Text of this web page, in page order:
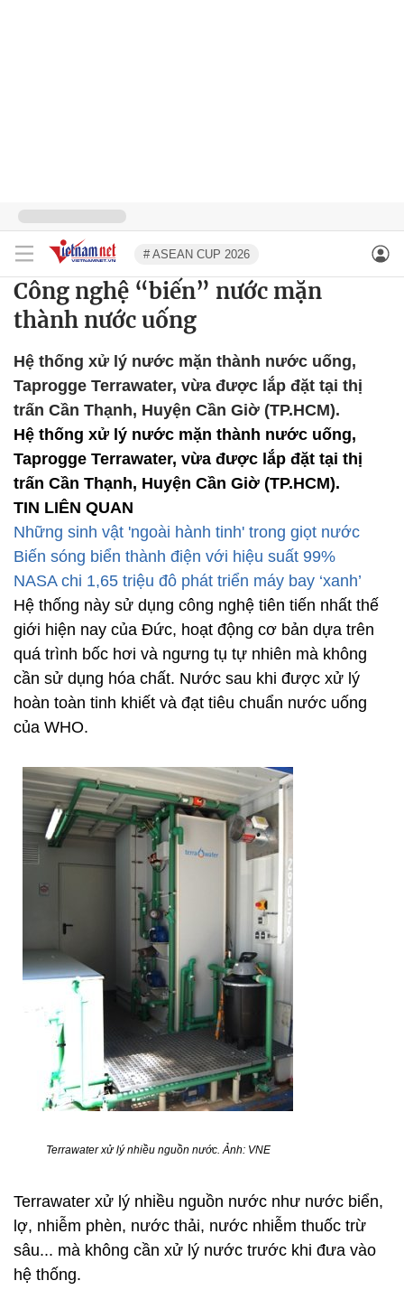
# ASEAN CUP 2026
Công nghệ “biến” nước mặn
thành nước uống
Hệ thống xử lý nước mặn thành nước uống,
Taprogge Terrawater, vừa được lắp đặt tại thị
trấn Cần Thạnh, Huyện Cần Giờ (TP.HCM).
Hệ thống xử lý nước mặn thành nước uống,
Taprogge Terrawater, vừa được lắp đặt tại thị
trấn Cần Thạnh, Huyện Cần Giờ (TP.HCM).
TIN LIÊN QUAN
Những sinh vật 'ngoài hành tinh' trong giọt nước
Biến sóng biển thành điện với hiệu suất 99%
NASA chi 1,65 triệu đô phát triển máy bay ‘xanh’
Hệ thống này sử dụng công nghệ tiên tiến nhất thế
giới hiện nay của Đức, hoạt động cơ bản dựa trên
quá trình bốc hơi và ngưng tụ tự nhiên mà không
cần sử dụng hóa chất. Nước sau khi được xử lý
hoàn toàn tinh khiết và đạt tiêu chuẩn nước uống
của WHO.
Terrawater xử lý nhiều nguồn nước.Ảnh: VNE
Terrawater xử lý nhiều nguồn nước như nước biển,
lợ, nhiễm phèn, nước thải, nước nhiễm thuốc trừ
sâu... mà không cần xử lý nước trước khi đưa vào
hệ thống.